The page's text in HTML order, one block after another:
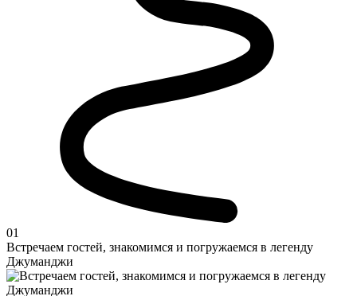
01
Встречаем гостей, знакомимся и погружаемся в легенду
Джуманджи